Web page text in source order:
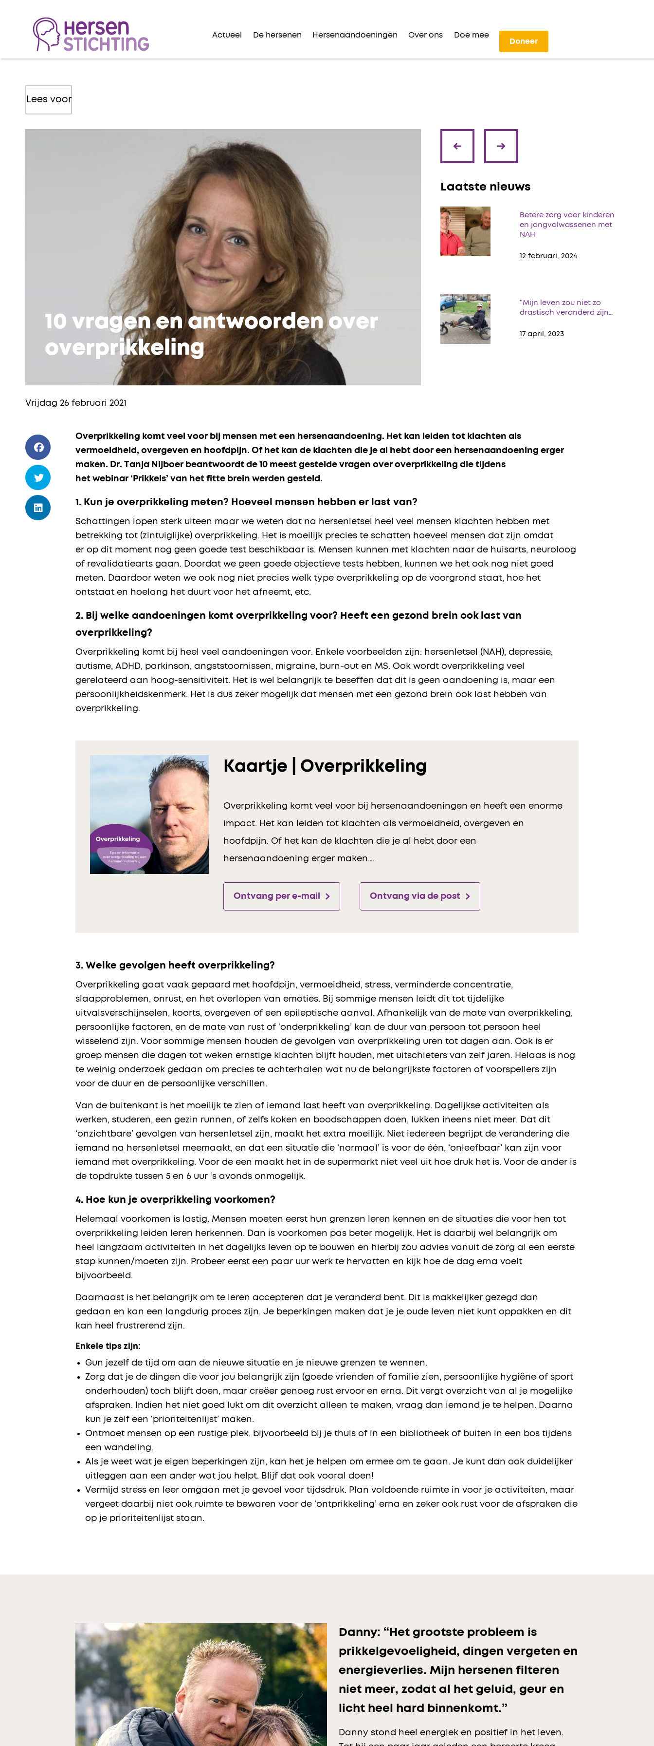
Actueel De hersenen Hersenaandoeningen Over ons
Doe mee
Doneer
Lees voor
10 vragen en antwoorden over
overprikkeling
Laatste nieuws
Betere zorg voor kinderen
en jongvolwassenen met
NAH
12 februari, 2024
“Mijn leven zou niet zo
drastisch veranderd zijn…
17 april, 2023
Vrijdag 26 februari 2021
Overprikkeling komt veel voor bij mensen met een hersenaandoening. Het kan leiden tot klachten als
vermoeidheid, overgeven en hoofdpijn. Of het kan de klachten die je al hebt door een hersenaandoening erger
maken. Dr. Tanja Nijboer beantwoordt de 10 meest gestelde vragen over overprikkeling die tijdens
het webinar ‘Prikkels’ van het fitte brein werden gesteld.
1. Kun je overprikkeling meten? Hoeveel mensen hebben er last van?
Schattingen lopen sterk uiteen maar we weten dat na hersenletsel heel veel mensen klachten hebben met
betrekking tot (zintuiglijke) overprikkeling. Het is moeilijk precies te schatten hoeveel mensen dat zijn omdat
er op dit moment nog geen goede test beschikbaar is. Mensen kunnen met klachten naar de huisarts, neuroloog
of revalidatiearts gaan. Doordat we geen goede objectieve tests hebben, kunnen we het ook nog niet goed
meten. Daardoor weten we ook nog niet precies welk type overprikkeling op de voorgrond staat, hoe het
ontstaat en hoelang het duurt voor het afneemt, etc.
2. Bij welke aandoeningen komt overprikkeling voor? Heeft een gezond brein ook last van
overprikkeling?
Overprikkeling komt bij heel veel aandoeningen voor. Enkele voorbeelden zijn: hersenletsel (NAH), depressie,
autisme, ADHD, parkinson, angststoornissen, migraine, burn-out en MS. Ook wordt overprikkeling veel
gerelateerd aan hoog-sensitiviteit. Het is wel belangrijk te beseffen dat dit is geen aandoening is, maar een
persoonlijkheidskenmerk. Het is dus zeker mogelijk dat mensen met een gezond brein ook last hebben van
overprikkeling.
Kaartje | Overprikkeling
Overprikkeling komt veel voor bij hersenaandoeningen en heeft een enorme
impact. Het kan leiden tot klachten als vermoeidheid, overgeven en
hoofdpijn. Of het kan de klachten die je al hebt door een
hersenaandoening erger maken….
Ontvang per e-mail Ontvang via de post
3.Welke gevolgen heeft overprikkeling?
Overprikkeling gaat vaak gepaard met hoofdpijn, vermoeidheid, stress, verminderde concentratie,
slaapproblemen, onrust, en het overlopen van emoties. Bij sommige mensen leidt dit tot tijdelijke
uitvalsverschijnselen, koorts, overgeven of een epileptische aanval. Afhankelijk van de mate van overprikkeling,
persoonlijke factoren, en de mate van rust of ‘onderprikkeling’ kan de duur van persoon tot persoon heel
wisselend zijn. Voor sommige mensen houden de gevolgen van overprikkeling uren tot dagen aan. Ook is er
groep mensen die dagen tot weken ernstige klachten blijft houden, met uitschieters van zelf jaren. Helaas is nog
te weinig onderzoek gedaan om precies te achterhalen wat nu de belangrijkste factoren of voorspellers zijn
voor de duur en de persoonlijke verschillen.
Van de buitenkant is het moeilijk te zien of iemand last heeft van overprikkeling. Dagelijkse activiteiten als
werken, studeren, een gezin runnen, of zelfs koken en boodschappen doen, lukken ineens niet meer. Dat dit
‘onzichtbare’ gevolgen van hersenletsel zijn, maakt het extra moeilijk. Niet iedereen begrijpt de verandering die
iemand na hersenletsel meemaakt, en dat een situatie die ‘normaal’ is voor de één, ‘onleefbaar’ kan zijn voor
iemand met overprikkeling. Voor de een maakt het in de supermarkt niet veel uit hoe druk het is. Voor de ander is
de topdrukte tussen 5 en 6 uur ‘s avonds onmogelijk.
4. Hoe kun je overprikkeling voorkomen?
Helemaal voorkomen is lastig. Mensen moeten eerst hun grenzen leren kennen en de situaties die voor hen tot
overprikkeling leiden leren herkennen. Dan is voorkomen pas beter mogelijk. Het is daarbij wel belangrijk om
heel langzaam activiteiten in het dagelijks leven op te bouwen en hierbij zou advies vanuit de zorg al een eerste
stap kunnen/moeten zijn. Probeer eerst een paar uur werk te hervatten en kijk hoe de dag erna voelt
bijvoorbeeld.
Daarnaast is het belangrijk om te leren accepteren dat je veranderd bent. Dit is makkelijker gezegd dan
gedaan en kan een langdurig proces zijn. Je beperkingen maken dat je je oude leven niet kunt oppakken en dit
kan heel frustrerend zijn.
Enkele tips zijn:
Gun jezelf de tijd om aan de nieuwe situatie en je nieuwe grenzen te wennen.
Zorg dat je de dingen die voor jou belangrijk zijn (goede vrienden of familie zien, persoonlijke hygiëne of sport
onderhouden) toch blijft doen, maar creëer genoeg rust ervoor en erna. Dit vergt overzicht van al je mogelijke
afspraken. Indien het niet goed lukt om dit overzicht alleen te maken, vraag dan iemand je te helpen. Daarna
kun je zelf een ‘prioriteitenlijst’ maken.
Ontmoet mensen op een rustige plek, bijvoorbeeld bij je thuis of in een bibliotheek of buiten in een bos tijdens
een wandeling.
Als je weet wat je eigen beperkingen zijn, kan het je helpen om ermee om te gaan. Je kunt dan ook duidelijker
uitleggen aan een ander wat jou helpt. Blijf dat ook vooral doen!
Vermijd stress en leer omgaan met je gevoel voor tijdsdruk. Plan voldoende ruimte in voor je activiteiten, maar
vergeet daarbij niet ook ruimte te bewaren voor de ‘ontprikkeling’ erna en zeker ook rust voor de afspraken die
op je prioriteitenlijst staan.
Danny: “Het grootste probleem is
prikkelgevoeligheid, dingen vergeten en
energieverlies. Mijn hersenen filteren
niet meer, zodat al het geluid, geur en
licht heel hard binnenkomt.”
Danny stond heel energiek en positief in het leven.